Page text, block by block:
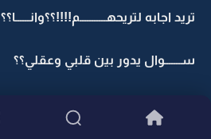
تريد اجابه لتريحهـــــــــــم!!!!؟؟وانــــــا؟؟
ســـــــوال يدور بين قلبي وعقلي؟؟